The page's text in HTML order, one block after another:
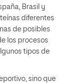
Brasil y
diferentes
de posibles
los procesos
tipos de
sino que